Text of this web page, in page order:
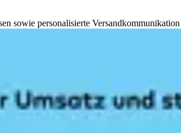
sowie personalisierte